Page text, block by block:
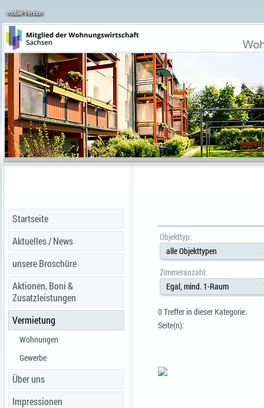
mobile Version
Startseite
Aktuelles / News
unsere Broschüre
Aktionen, Boni &
Zusatzleistungen
Vermietung
Wohnungen
Gewerbe
Über uns
Impressionen
Objekttyp:
alle Objekttypen
Zimmeranzahl:
Egal, mind. 1-Raum
0 Treffer in dieser Kategorie.
Seite(n):